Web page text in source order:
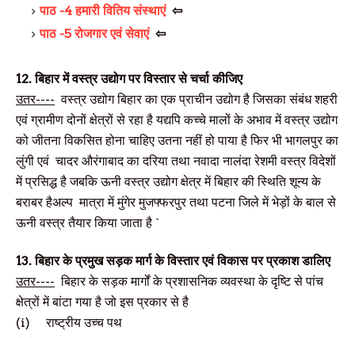
पाठ -4 हमारी वितिय संस्थाएं ⇦
पाठ -5 रोजगार एवं सेवाएं ⇦
12. बिहार में वस्त्र उद्योग पर विस्तार से चर्चा कीजिए
उतर---- वस्त्र उद्योग बिहार का एक प्राचीन उद्योग है जिसका संबंध शहरी
एवं ग्रामीण दोनों क्षेत्रों से रहा है यद्यपि कच्चे मालों के अभाव में वस्त्र उद्योग
को जीतना विकसित होना चाहिए उतना नहीं हो पाया है फिर भी भागलपुर का
लुंगी एवं चादर औरंगाबाद का दरिया तथा नवादा नालंदा रेशमी वस्त्र विदेशों
में प्रसिद्ध है जबकि ऊनी वस्त्र उद्योग क्षेत्र में बिहार की स्थिति शून्य के
बराबर हैअल्प मात्रा में मुंगेर मुजफ्फरपुर तथा पटना जिले में भेड़ों के बाल से
ऊनी वस्त्र तैयार किया जाता है `
13. बिहार के प्रमुख सड़क मार्ग के विस्तार एवं विकास पर प्रकाश डालिए
उतर---- बिहार के सड़क मार्गों के प्रशासनिक व्यवस्था के दृष्टि से पांच
क्षेत्रों में बांटा गया है जो इस प्रकार से है
(i)
राष्ट्रीय उच्च पथ